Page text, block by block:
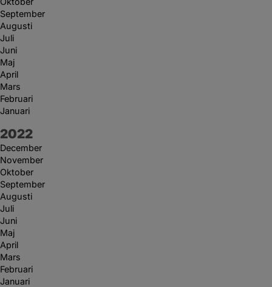
September
Augusti
Juli
Juni
Maj
April
Mars
Februari
Januari
År:
2022
December
November
Oktober
September
Augusti
Juli
Juni
Maj
April
Mars
Februari
Januari